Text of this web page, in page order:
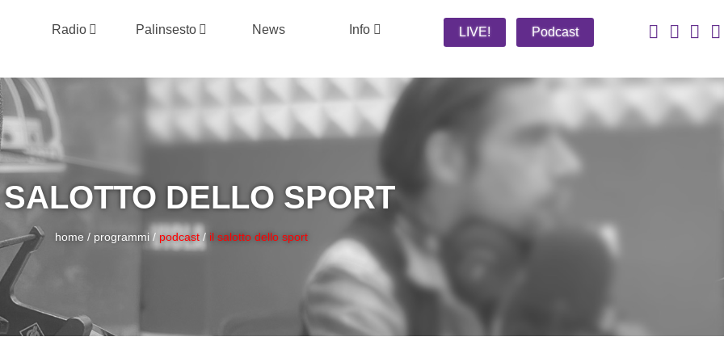
Radio Palinsesto News Info LIVE! Podcast
DELLO SPORT
home / programmi / podcast/ il salotto dello sport